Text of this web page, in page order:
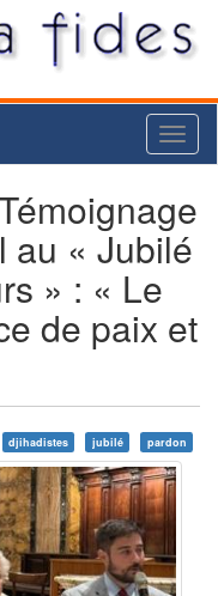
au « Jubilé
» : « Le
de paix et
djihadistes jubilé pardon